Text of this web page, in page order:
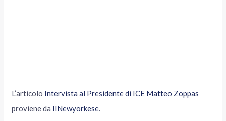
L’articolo Intervista al Presidente di ICE Matteo Zoppas
proviene da IlNewyorkese.